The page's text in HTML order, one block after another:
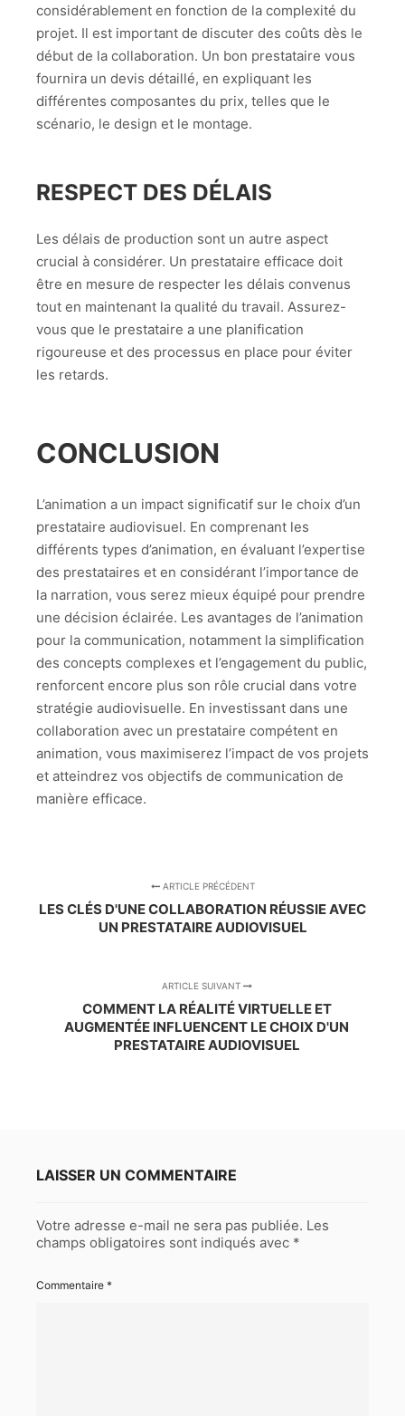
considérablement en fonction de la complexité du
projet. Il est important de discuter des coûts dès le
début de la collaboration. Un bon prestataire vous
fournira un devis détaillé, en expliquant les
différentes composantes du prix, telles que le
scénario, le design et le montage.
RESPECT DES DÉLAIS
Les délais de production sont un autre aspect
crucial à considérer. Un prestataire efficace doit
être en mesure de respecter les délais convenus
tout en maintenant la qualité du travail. Assurez-
vous que le prestataire a une planification
rigoureuse et des processus en place pour éviter
les retards.
CONCLUSION
L’animation a un impact significatif sur le choix d’un
prestataire audiovisuel. En comprenant les
différents types d’animation, en évaluant l’expertise
des prestataires et en considérant l’importance de
la narration, vous serez mieux équipé pour prendre
une décision éclairée. Les avantages de l’animation
pour la communication, notamment la simplification
des concepts complexes et l’engagement du public,
renforcent encore plus son rôle crucial dans votre
stratégie audiovisuelle. En investissant dans une
collaboration avec un prestataire compétent en
animation, vous maximiserez l’impact de vos projets
et atteindrez vos objectifs de communication de
manière efficace.
ARTICLE PRÉCÉDENT
LES CLÉS D'UNE COLLABORATION RÉUSSIE AVEC
UN PRESTATAIRE AUDIOVISUEL
ARTICLE SUIVANT
COMMENT LA RÉALITÉ VIRTUELLE ET
AUGMENTÉE INFLUENCENT LE CHOIX D'UN
PRESTATAIRE AUDIOVISUEL
LAISSER UN COMMENTAIRE
Votre adresse e-mail ne sera pas publiée. Les
champs obligatoires sont indiqués avec *
Commentaire *